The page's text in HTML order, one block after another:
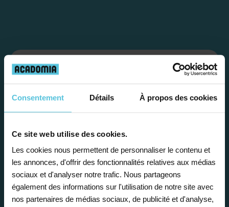
Consentement Détails À propos des cookies
Ce site web utilise des cookies.
Les cookies nous permettent de personnaliser le contenu et
les annonces, d'offrir des fonctionnalités relatives aux médias
sociaux et d'analyser notre trafic. Nous partageons
également des informations sur l'utilisation de notre site avec
nos partenaires de médias sociaux, de publicité et d'analyse,
Étape 1
Je vous propose un
Gratuite et sans engagement, une
première étape pour faire le point sur
la situation scolaire de votre enfant, ses
besoins et vous préconiser la solution la